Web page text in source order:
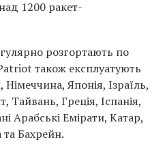
1200 ракет-
розгортають по
також експлуатують
Японія, Ізраїль,
Тайвань, Греція, Іспанія,
Арабські Емірати, Катар,
Бахрейн.